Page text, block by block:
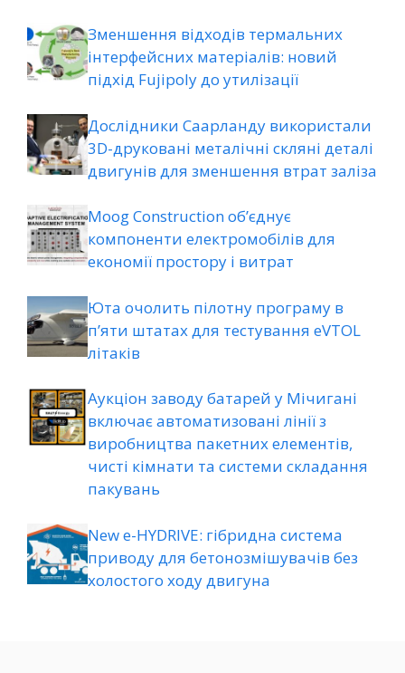
Зменшення відходів термальних
інтерфейсних матеріалів: новий
підхід Fujipoly до утилізації
Дослідники Саарланду використали
3D-друковані металічні скляні деталі
двигунів для зменшення втрат заліза
Moog Construction об’єднує
компоненти електромобілів для
економії простору і витрат
Юта очолить пілотну програму в
п’яти штатах для тестування eVTOL
літаків
Аукціон заводу батарей у Мічигані
включає автоматизовані лінії з
виробництва пакетних елементів,
чисті кімнати та системи складання
пакувань
New e-HYDRIVE: гібридна система
приводу для бетонозмішувачів без
холостого ходу двигуна